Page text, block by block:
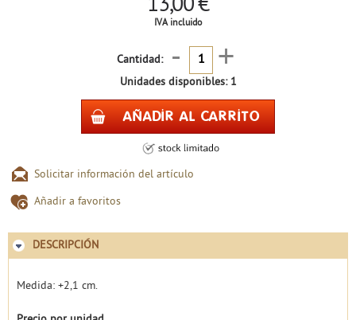
IVA incluido
Cantidad: - +
Unidades disponibles: 1
Solicitar información del artículo
Añadir a favoritos
DESCRIPCIÓN
Medida: +2,1 cm.